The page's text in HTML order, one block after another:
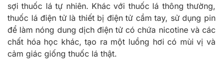
sợi thuốc lá tự nhiên. Khác với thuốc lá thông thường,
thuốc lá điện tử là thiết bị điện tử cầm tay, sử dụng pin
để làm nóng dung dịch điện tử có chứa nicotine và các
chất hóa học khác, tạo ra một luồng hơi có mùi vị và
cảm giác giống thuốc lá thật.